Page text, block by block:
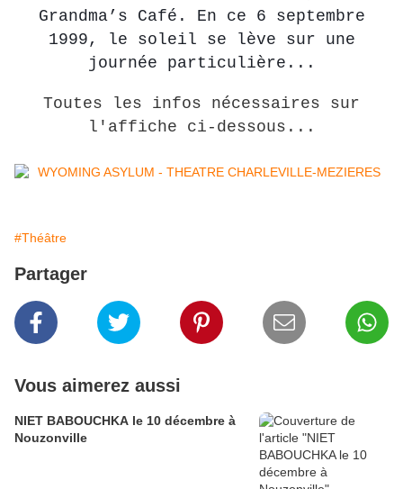
Grandma’s Café. En ce 6 septembre
1999, le soleil se lève sur une
journée particulière...
Toutes les infos nécessaires sur
l'affiche ci-dessous...
#Théâtre
Partager
Vous aimerez aussi
NIET BABOUCHKA le 10 décembre à
Nouzonville